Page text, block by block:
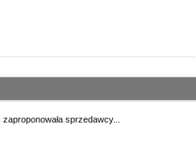
zaproponowała sprzedawcy...